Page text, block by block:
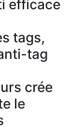
efficace
tags,
tag
crée
le